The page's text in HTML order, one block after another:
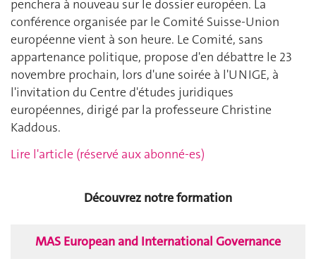
penchera à nouveau sur le dossier européen. La
conférence organisée par le Comité Suisse-Union
européenne vient à son heure. Le Comité, sans
appartenance politique, propose d'en débattre le 23
novembre prochain, lors d'une soirée à l'UNIGE, à
l'invitation du Centre d'études juridiques
européennes, dirigé par la professeure Christine
Kaddous.
Lire l'article (réservé aux abonné-es)
Découvrez notre formation
MAS European and International Governance